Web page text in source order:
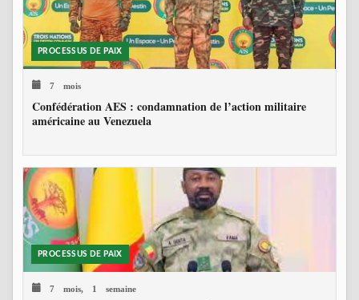
PROCESSUS DE PAIX
7 mois
Confédération AES : condamnation de l’action militaire
américaine au Venezuela
PROCESSUS DE PAIX
7 mois, 1 semaine